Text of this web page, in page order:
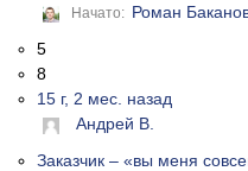
Начато: Роман
5
8
15 г, 2 мес. назад
Андрей В.
Заказчик – «вы меня